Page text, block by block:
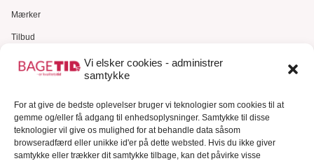
Vi elsker cookies - administrer
samtykke
For at give de bedste oplevelser bruger vi teknologier som cookies til at
gemme og/eller få adgang til enhedsoplysninger. Samtykke til disse
teknologier vil give os mulighed for at behandle data såsom
browseradfærd eller unikke id'er på dette websted. Hvis du ikke giver
samtykke eller trækker dit samtykke tilbage, kan det påvirke visse
Mærker
Tilbud
Gavekort
Kundeservice
Kundeservice
FAQ – Ofte stillede spørgsmål
Om Bagetid.dk